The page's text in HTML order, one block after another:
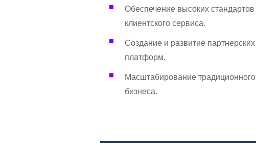
Обеспечение высоких стандартов
клиентского сервиса.
Создание и развитие партнерских
платформ.
Масштабирование традиционного
бизнеса.